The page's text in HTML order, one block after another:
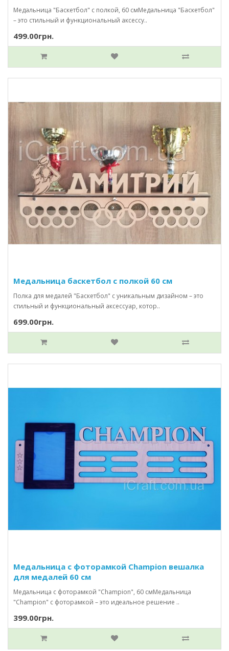
Медальница "Баскетбол" с полкой, 60 смМедальница "Баскетбол"
– это стильный и функциональный аксессу..
499.00грн.
Медальница баскетбол с полкой 60 см
Полка для медалей "Баскетбол" с уникальным дизайном – это
стильный и функциональный аксессуар, котор..
699.00грн.
Медальница с фоторамкой Champion вешалка
для медалей 60 см
Медальница с фоторамкой "Champion", 60 смМедальница
"Champion" с фоторамкой – это идеальное решение ..
399.00грн.